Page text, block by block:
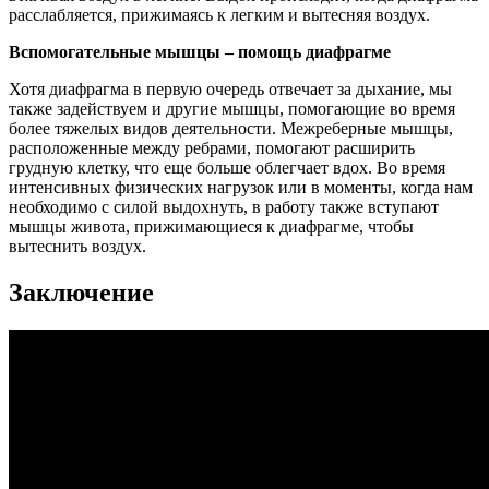
расслабляется, прижимаясь к легким и вытесняя воздух.
Вспомогательные мышцы – помощь диафрагме
Хотя диафрагма в первую очередь отвечает за дыхание, мы
также задействуем и другие мышцы, помогающие во время
более тяжелых видов деятельности. Межреберные мышцы,
расположенные между ребрами, помогают расширить
грудную клетку, что еще больше облегчает вдох. Во время
интенсивных физических нагрузок или в моменты, когда нам
необходимо с силой выдохнуть, в работу также вступают
мышцы живота, прижимающиеся к диафрагме, чтобы
вытеснить воздух.
Заключение